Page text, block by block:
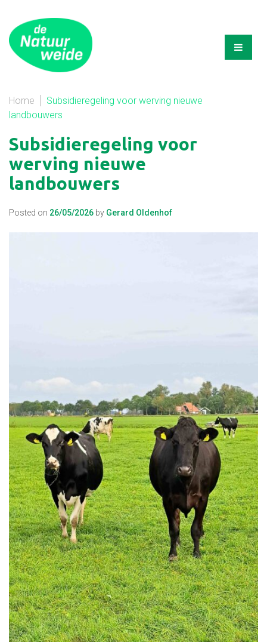
Home
Subsidieregeling voor werving nieuwe
landbouwers
Subsidieregeling voor
werving nieuwe
landbouwers
Posted on 26/05/2026 by Gerard Oldenhof